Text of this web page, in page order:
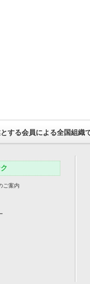
する会員による全国組織
ご案内